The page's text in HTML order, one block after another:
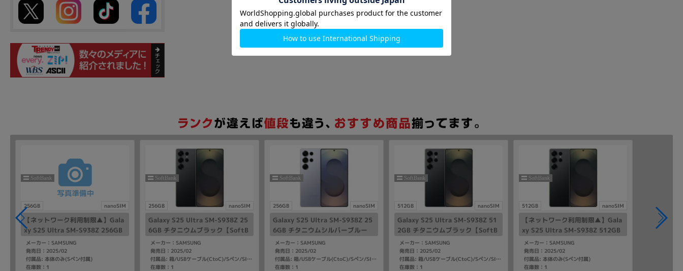
256GB nanoSIM
【ネットワーク利用制限▲】Gala
xy S25 Ultra SM-S938Z 256GB
チタニウムシルバーブルー【Soft
Bank版 SIMフリー】
メーカー：SAMSUNG
発売日：2025/02
付属品: 本体のみ(Sペン付属)
在庫数：1
256GB nanoSIM
Galaxy S25 Ultra SM-S938Z 25
6GB チタニウムブラック【SoftB
ank版 SIMフリー】
メーカー：SAMSUNG
発売日：2025/02
付属品: 箱/USBケーブル(CtoC)/Sペン/SIM取り出し用ピン/マニュアル
在庫数：1
256GB nanoSIM
Galaxy S25 Ultra SM-S938Z 25
6GB チタニウムシルバーブルー
【SoftBank版 SIMフリー】
メーカー：SAMSUNG
発売日：2025/02
付属品: 箱/USBケーブル(CtoC)/Sペン/SIM取り出し用ピン/マニュアル
在庫数：1
512GB nanoSIM
Galaxy S25 Ultra SM-S938Z 51
2GB チタニウムブラック【SoftB
ank版 SIMフリー】
メーカー：SAMSUNG
発売日：2025/02
付属品: 箱/USBケーブル(CtoC)/Sペン/SIM取り出し用ピン/マニュアル
在庫数：1
512GB nanoSIM
【ネットワーク利用制限▲】Gala
xy S25 Ultra SM-S938Z 512GB
チタニウムブラック【SoftBank
版 SIMフリー】
メーカー：SAMSUNG
発売日：2025/02
付属品: 本体のみ(Sペン付属)
在庫数：1